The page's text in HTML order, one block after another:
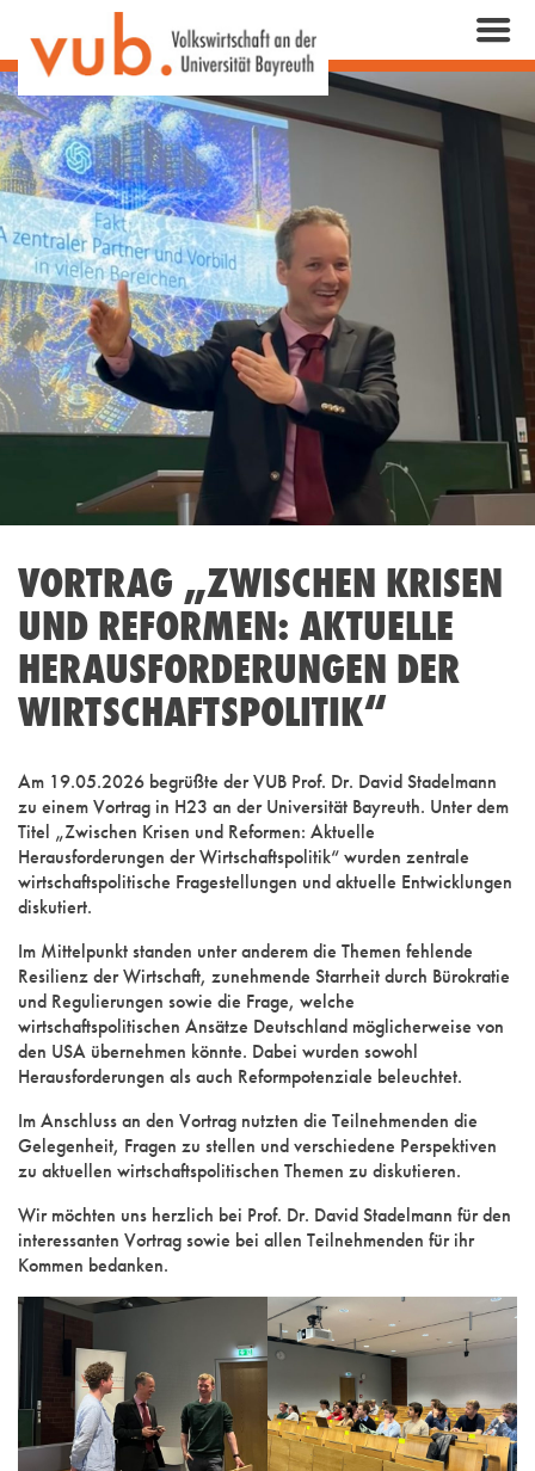
VORTRAG „ZWISCHEN KRISEN
UND REFORMEN: AKTUELLE
HERAUSFORDERUNGEN DER
WIRTSCHAFTSPOLITIK“
Am 19.05.2026 begrüßte der VUB Prof. Dr. David Stadelmann
zu einem Vortrag in H23 an der Universität Bayreuth. Unter dem
Titel „Zwischen Krisen und Reformen: Aktuelle
Herausforderungen der Wirtschaftspolitik“ wurden zentrale
wirtschaftspolitische Fragestellungen und aktuelle Entwicklungen
diskutiert.
Im Mittelpunkt standen unter anderem die Themen fehlende
Resilienz der Wirtschaft, zunehmende Starrheit durch Bürokratie
und Regulierungen sowie die Frage, welche
wirtschaftspolitischen Ansätze Deutschland möglicherweise von
den USA übernehmen könnte. Dabei wurden sowohl
Herausforderungen als auch Reformpotenziale beleuchtet.
Im Anschluss an den Vortrag nutzten die Teilnehmenden die
Gelegenheit, Fragen zu stellen und verschiedene Perspektiven
zu aktuellen wirtschaftspolitischen Themen zu diskutieren.
Wir möchten uns herzlich bei Prof. Dr. David Stadelmann für den
interessanten Vortrag sowie bei allen Teilnehmenden für ihr
Kommen bedanken.